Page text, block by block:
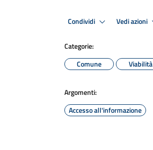
Condividi Vedi azioni
Categorie:
Comune
Viabilità
Argomenti:
Accesso all'informazione